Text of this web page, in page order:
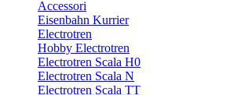
Accessori
Eisenbahn Kurrier
Electrotren
Hobby Electrotren
Electrotren Scala H0
Electrotren Scala N
Electrotren Scala TT